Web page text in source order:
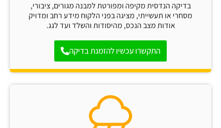
בדיקה הנדסית מקיפה ומפורטת למבנה מגורים, ציבורי,
מסחרי או תעשייתי, מציגה בפני הלקוח מידע רחב ומדויק
אודות מצב הנכס, מהיסודות והשלד ועד לגג.
התקשרו עכשיו להזמנת בדיקה